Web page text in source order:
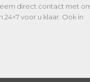
direct contact met
voor u klaar. Ook in